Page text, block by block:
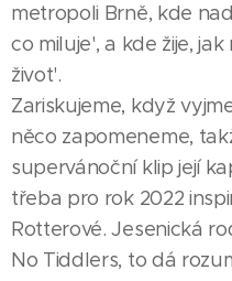
metropoli Brně, kde
co miluje', a kde žije,
život'.
Zariskujeme, když
něco zapomeneme,
supervánoční klip její
třeba pro rok 2022
Rotterové. Jesenická
No Tiddlers, to dá